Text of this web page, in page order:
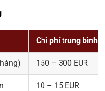
Chi phí trung bình
150 – 300 EUR
10 – 15 EUR